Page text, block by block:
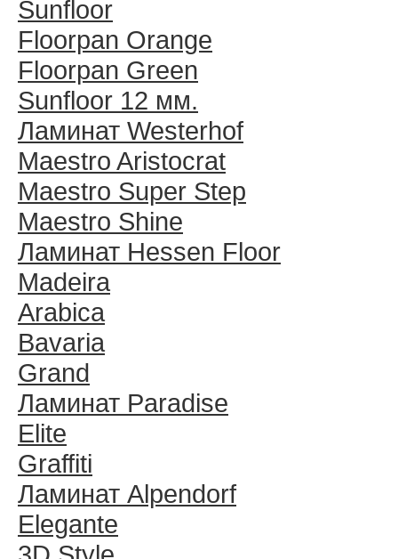
Sunfloor
Floorpan Orange
Floorpan Green
Sunfloor 12 мм.
Ламинат Westerhof
Maestro Aristocrat
Maestro Super Step
Maestro Shine
Ламинат Hessen Floor
Madeira
Arabica
Bavaria
Grand
Ламинат Paradise
Elite
Graffiti
Ламинат Alpendorf
Elegante